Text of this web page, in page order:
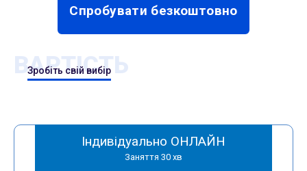
Спробувати безкоштовно
ВАРТІСТЬ
Зробіть свій вибір
Індивідуально ОНЛАЙН
Заняття 30 хв